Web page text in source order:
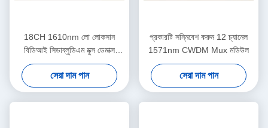
18CH 1610nm লো লোকসান
বিডিআই সিডাব্লুডিএম মুক্স ডেমাক্স
মডিউল
সেরা দাম পান
প্রকারটি সন্নিবেশ করুন 12 চ্যানেল
1571nm CWDM Mux মডিউল
সেরা দাম পান